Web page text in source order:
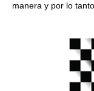
manera y por lo